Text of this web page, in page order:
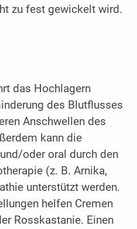
zu fest gewickelt wird.
das Hochlagern
des Blutflusses
Anschwellen des
kann die
oder oral durch den
(z. B. Arnika,
unterstützt werden.
helfen Cremen
Rosskastanie. Einen